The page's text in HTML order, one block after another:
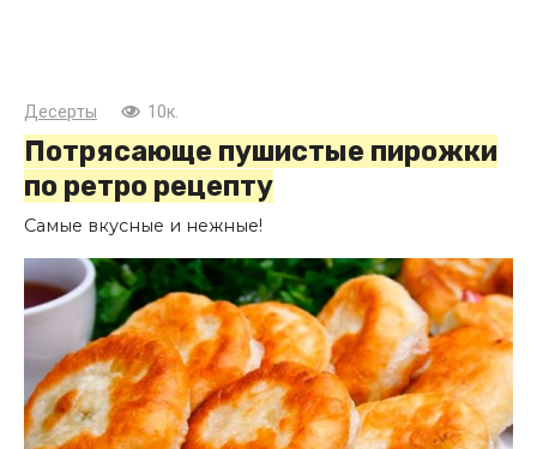
Десерты 10к.
Потрясающе пушистые пирожки
по ретро рецепту
Самые вкусные и нежные!